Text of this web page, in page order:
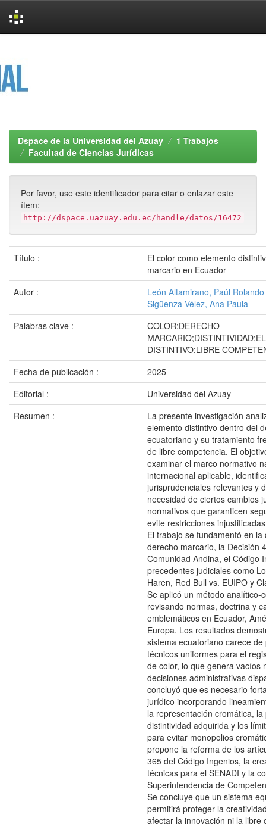
Dspace de la Universidad del Azuay
1 Trabajos
Facultad de Ciencias Jurídicas
Por favor, use este identificador para citar o enlazar este
ítem:
http://dspace.uazuay.edu.ec/handle/datos/16472
Título :
El color como elemento
marcario en Ecuador
Autor :
León Altamirano, Paúl Rolando
Sigüenza Vélez, Ana Paula
Palabras clave :
COLOR;DERECHO
DISTINTIVO;LIBRE
Fecha de publicación :
2025
Editorial :
Universidad del Azuay
Resumen :
La presente investigación
elemento distintivo dentro del
ecuatoriano y su tratamiento
de libre competencia. El
examinar el marco normativo
internacional aplicable,
jurisprudenciales relevantes y
necesidad de ciertos cambios
normativos que garanticen
evite restricciones
El trabajo se fundamentó en la
derecho marcario, la Decisión
Comunidad Andina, el Código
precedentes judiciales como
Haren, Red Bull vs. EUIPO y
Se aplicó un método analítico-
revisando normas, doctrina y
emblemáticos en Ecuador,
Europa. Los resultados
sistema ecuatoriano carece
técnicos uniformes para el
de color, lo que genera vacíos
decisiones administrativas
concluyó que es necesario
jurídico incorporando
la representación cromática,
distintividad adquirida y los
para evitar monopolios
propone la reforma de los
365 del Código Ingenios, la
técnicas para el SENADI y la
Superintendencia de
Se concluye que un sistema
permitirá proteger la
afectar la innovación ni la libre